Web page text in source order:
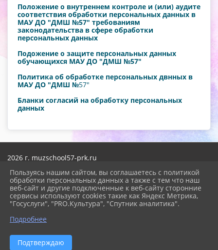
Положение о внутреннем контроле и (или) аудите
соответствия обработки персональных данных в
МАУ ДО "ДМШ №57" требованиям
законодательства в сфере обработки
персональных данных
Подожение о защите персональных данных
обучающихся МАУ ДО "ДМШ №57"
Политика об обработке персональных двнных в
МАУ ДО "ДМШ №57"
Бланки согласий на обработку персональных
данных
2026 г. muzschool57-prk.ru
Карта сайта
Политика обработки персональных данных
Сделано на KubCMS
Разработка и поддержка
Пользуясь нашим сайтом, вы соглашаетесь с политикой
обработки персональных данных а также с тем что наш
веб-сайт и другие подключенные к веб-сайту сторонние
сервисы используют cookies такие как Яндекс Метрика,
"Госуслуги", "PRO.Культура", "Спутник аналитика".
Подробнее
Подтверждаю